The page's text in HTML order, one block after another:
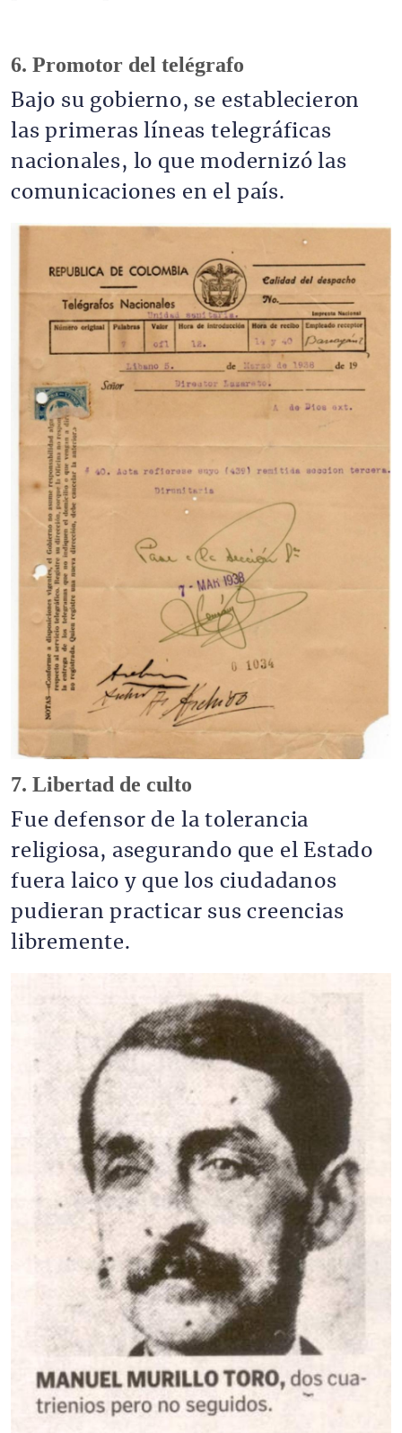
6. Promotor del telégrafo
Bajo su gobierno, se establecieron
las primeras líneas telegráficas
nacionales, lo que modernizó las
comunicaciones en el país.
Imagen
7. Libertad de culto
Fue defensor de la tolerancia
religiosa, asegurando que el Estado
fuera laico y que los ciudadanos
pudieran practicar sus creencias
libremente.